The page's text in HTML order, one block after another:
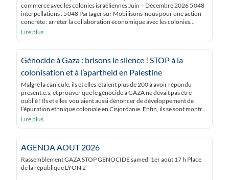
commerce avec les colonies israéliennes Juin – Décembre 2026 5 048
interpellations : 5 048 Partager sur Mobilisons-nous pour une action
concrète : arrêter la collaboration économique avec les colonies
israéliennes illégales Une proposition de loi va être déposée à
Lire plus
Génocide à Gaza : brisons le silence ! STOP à la
colonisation et à l’apartheid en Palestine
Malgré la canicule, ils et elles étaient plus de 200 à avoir répondu
présent.e.s, et prouver que le génocide à GAZA ne devait pas être
oublié ! Ils et elles voulaient aussi dénoncer de développement de
l’épuration ethnique coloniale en Cisjordanie. Enfin, ils se sont montré
solidaires des militants réprimés pour leur soutien au peuple […]
Lire plus
AGENDA AOUT 2026
Rassemblement GAZA STOP GENOCIDE samedi 1er août 17 h Place
de la république LYON 2